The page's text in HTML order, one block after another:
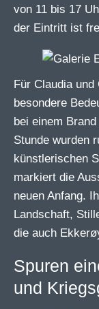
von 11 bis 17
der Eintritt ist
Für Claudia
besondere
bei einem
Stunde wurden
künstlerischen
markiert die
neuen Anfang.
Landschaft,
die auch
Spuren
und